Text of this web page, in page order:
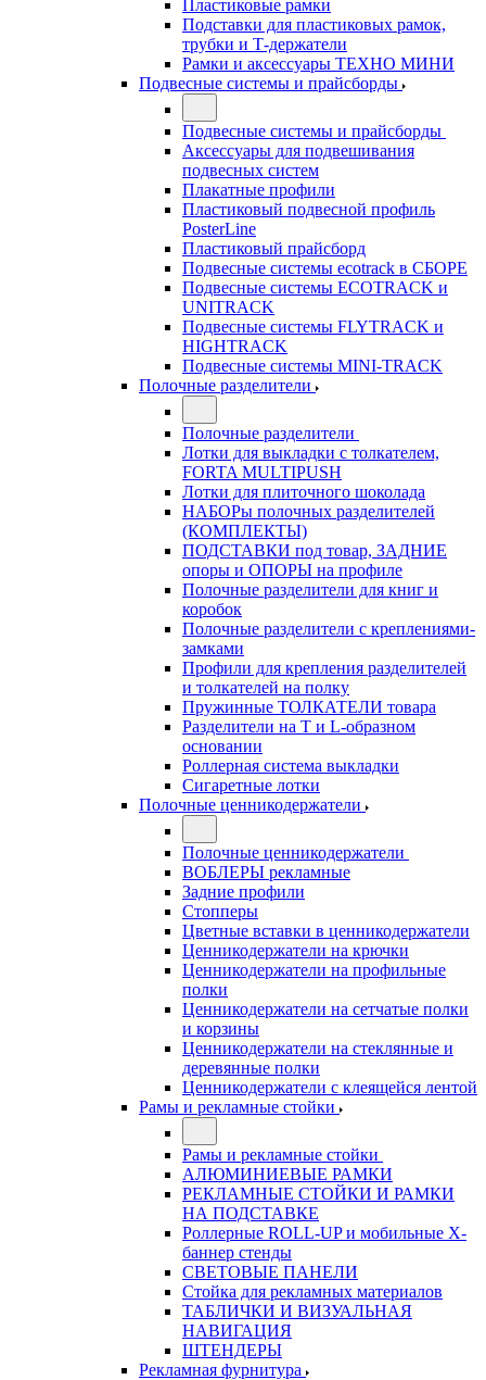
Пластиковые рамки
Подставки для пластиковых рамок,
трубки и Т-держатели
Рамки и аксессуары ТЕХНО МИНИ
Подвесные системы и прайсборды
Подвесные системы и прайсборды
Аксессуары для подвешивания
подвесных систем
Плакатные профили
Пластиковый подвесной профиль
PosterLine
Пластиковый прайсборд
Подвесные системы ecotrack в СБОРЕ
Подвесные системы ECOTRACK и
UNITRACK
Подвесные системы FLYTRACK и
HIGHTRACK
Подвесные системы MINI-TRACK
Полочные разделители
Полочные разделители
Лотки для выкладки с толкателем,
FORTA MULTIPUSH
Лотки для плиточного шоколада
НАБОРы полочных разделителей
(КОМПЛЕКТЫ)
ПОДСТАВКИ под товар, ЗАДНИЕ
опоры и ОПОРЫ на профиле
Полочные разделители для книг и
коробок
Полочные разделители с креплениями-
замками
Профили для крепления разделителей
и толкателей на полку
Пружинные ТОЛКАТЕЛИ товара
Разделители на Т и L-образном
основании
Роллерная система выкладки
Сигаретные лотки
Полочные ценникодержатели
Полочные ценникодержатели
ВОБЛЕРЫ рекламные
Задние профили
Стопперы
Цветные вставки в ценникодержатели
Ценникодержатели на крючки
Ценникодержатели на профильные
полки
Ценникодержатели на сетчатые полки
и корзины
Ценникодержатели на стеклянные и
деревянные полки
Ценникодержатели с клеящейся лентой
Рамы и рекламные стойки
Рамы и рекламные стойки
АЛЮМИНИЕВЫЕ РАМКИ
РЕКЛАМНЫЕ СТОЙКИ И РАМКИ
НА ПОДСТАВКЕ
Роллерные ROLL-UP и мобильные X-
баннер стенды
СВЕТОВЫЕ ПАНЕЛИ
Стойка для рекламных материалов
ТАБЛИЧКИ И ВИЗУАЛЬНАЯ
НАВИГАЦИЯ
ШТЕНДЕРЫ
Рекламная фурнитура